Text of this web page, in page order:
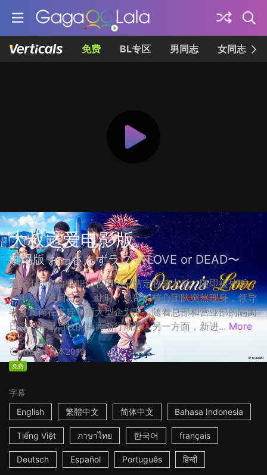
免费 BL专区 男同志 女同志
大叔之爱电影版
劇場版 おっさんずラブ 〜LOVE or DEAD〜
天空不动产鲁蛇职员春田创一情定牧凌太后，随即被外派，
一年后才重回日本。此时，总部的核心团队突然现身，领导
者更宣佈在主导一项大型企划案，随着总部和营业部的隔阂
日深，春田与牧的距离渐行渐远。另一方面，新进... More
1h53m日本2019
免费
字幕
English
繁體中文 简体中文 Bahasa Indonesia
Tiếng Việt ภาษาไทย 한국어 français
Deutsch Español Português हिन्दी